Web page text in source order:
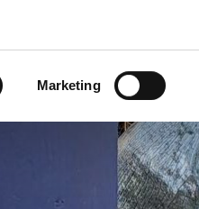
Marketing